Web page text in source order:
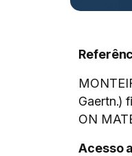
Gaertn.)
ON
Acesso